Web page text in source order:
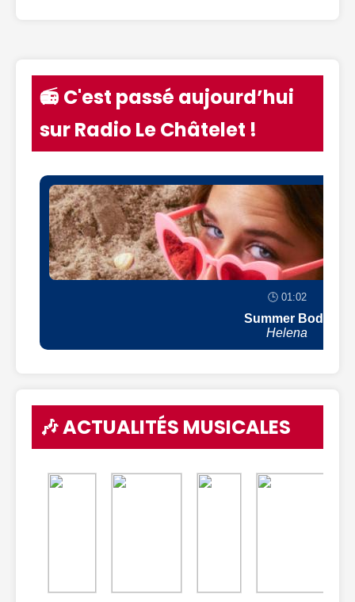
📻 C'est passé aujourd’hui
sur Radio Le Châtelet !
🕒 01:02
Summer Body
Helena
🎶 ACTUALITÉS MUSICALES